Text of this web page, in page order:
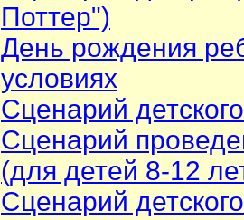
Поттер")
День рождения
условиях
Сценарий
Сценарий
(для детей 8-12
Сценарий